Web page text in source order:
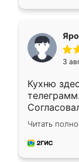
3
Кухню
недели
довольны
мебель за
Читать